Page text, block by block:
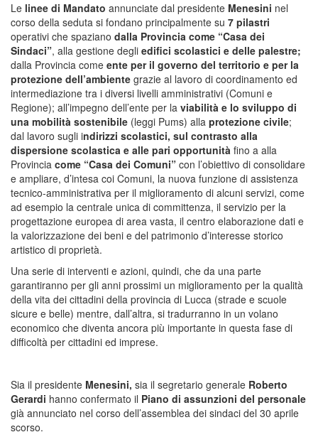
Le linee di Mandato annunciate dal presidente Menesini nel
corso della seduta si fondano principalmente su 7 pilastri
operativi che spaziano dalla Provincia come “Casa dei
Sindaci”, alla gestione degli edifici scolastici e delle palestre;
dalla Provincia come ente per il governo del territorio e per la
protezione dell’ambiente grazie al lavoro di coordinamento ed
intermediazione tra i diversi livelli amministrativi (Comuni e
Regione); all’impegno dell’ente per la viabilità e lo sviluppo di
una mobilità sostenibile (leggi Pums) alla protezione civile;
dal lavoro sugli indirizzi scolastici, sul contrasto alla
dispersione scolastica e alle pari opportunità fino a alla
Provincia come “Casa dei Comuni” con l’obiettivo di consolidare
e ampliare, d’intesa coi Comuni, la nuova funzione di assistenza
tecnico-amministrativa per il miglioramento di alcuni servizi, come
ad esempio la centrale unica di committenza, il servizio per la
progettazione europea di area vasta, il centro elaborazione dati e
la valorizzazione dei beni e del patrimonio d’interesse storico
artistico di proprietà.
Una serie di interventi e azioni, quindi, che da una parte
garantiranno per gli anni prossimi un miglioramento per la qualità
della vita dei cittadini della provincia di Lucca (strade e scuole
sicure e belle) mentre, dall’altra, si tradurranno in un volano
economico che diventa ancora più importante in questa fase di
difficoltà per cittadini ed imprese.
Sia il presidente Menesini, sia il segretario generale Roberto
Gerardi hanno confermato il Piano di assunzioni del personale
già annunciato nel corso dell’assemblea dei sindaci del 30 aprile
scorso.